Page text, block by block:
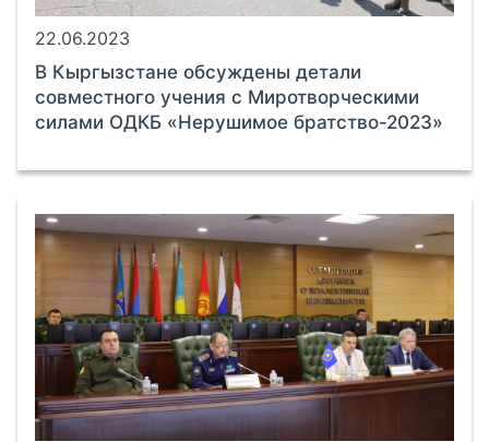
22.06.2023
В Кыргызстане обсуждены детали
совместного учения с Миротворческими
силами ОДКБ «Нерушимое братство-2023»